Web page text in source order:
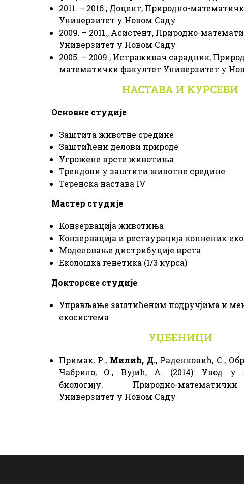
2011. – 2016., Доцент, Природно-
Универзитет у Новом Саду
2009. – 2011., Асистент, Природно-
Универзитет у Новом Саду
2005. – 2009., Истраживач сарадник,
математички факултет Универзитет у
НАСТАВА И KУРСЕВИ
Основне студије
Заштита животне средине
Заштићени делови природе
Угрожене врсте животиња
Трендови у заштити животне средине
Теренска настава IV
Мастер студије
Конзервација животиња
Конзервација и рестаурација копнених
Моделовање дистрибуције врста
Еколошка генетика (1/3 курса)
Докторске студије
Управљање заштићеним подручјима и
екосистема
УЏБЕНИЦИ
Примак, Р., Милић, Д., Раденковић, С.,
Чабрило, О., Вујић, А. (2014): Увод у
биологију. Природно-
Универзитет у Новом Саду